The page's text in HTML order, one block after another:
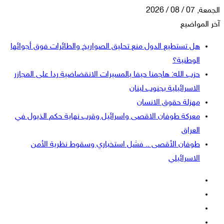
الجمعة, 07 / 08 / 2026
آخر المواضيع
هل تستطيع الدول منع تحليق الصواريخ والطائرات فوق أجوائها
الوطنية؟
حزب الله: هاجمنا حيفا بالمسيرات الانقضاضية ردا على المجازر
الاسرائيلية بجنوب لبنان
مهزلة حقوق الانسان
معركة طوفان الاقصى واسرائيل وقرب نهاية حكم الذيول في
العراق
طوفان الأقصى .. فشل استخباري وسقوط نظرية الأمن
الاسرائيلي